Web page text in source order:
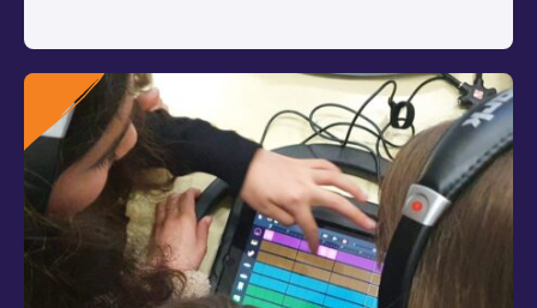
WORKSHOP NEPNIEUWS VOOR
KINDEREN
Wat is er nou echt en wat is nep in het nieuws? In deze
workshop leer je ‘filteren’ en zelf fake news items creëren.